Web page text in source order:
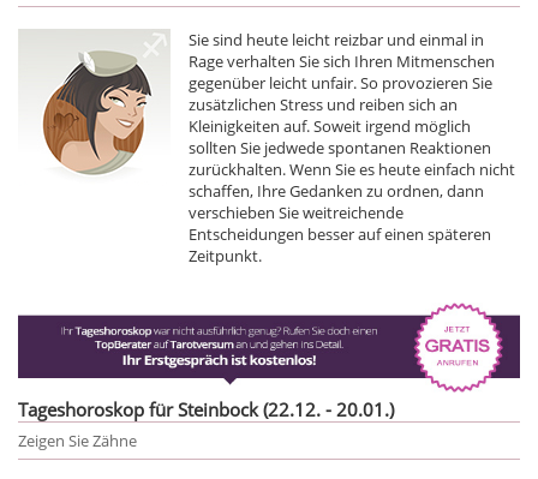
Sie sind heute leicht reizbar und einmal in
Rage verhalten Sie sich Ihren Mitmenschen
gegenüber leicht unfair. So provozieren Sie
zusätzlichen Stress und reiben sich an
Kleinigkeiten auf. Soweit irgend möglich
sollten Sie jedwede spontanen Reaktionen
zurückhalten. Wenn Sie es heute einfach nicht
schaffen, Ihre Gedanken zu ordnen, dann
verschieben Sie weitreichende
Entscheidungen besser auf einen späteren
Zeitpunkt.
Tageshoroskop für Steinbock (22.12. - 20.01.)
Zeigen Sie Zähne